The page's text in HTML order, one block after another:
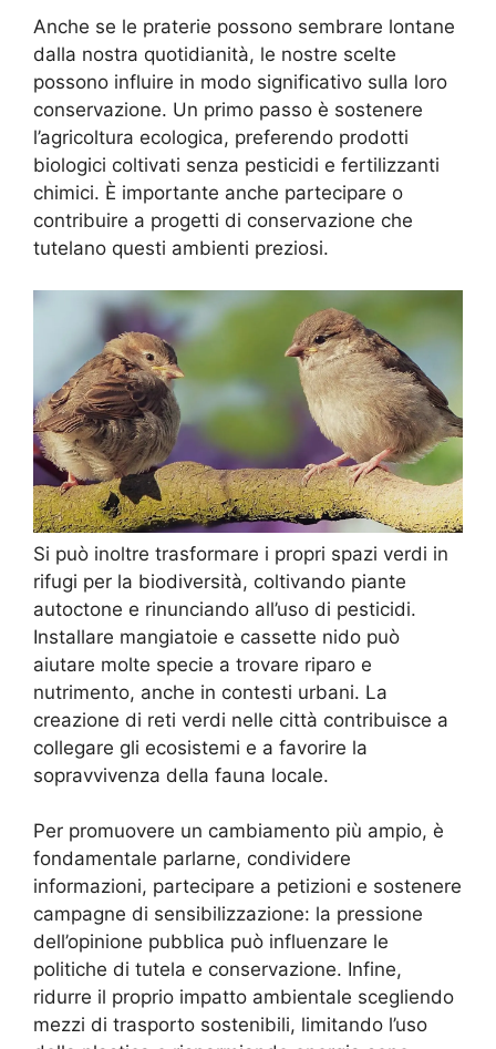
Anche se le praterie possono sembrare lontane
dalla nostra quotidianità, le nostre scelte
possono influire in modo significativo sulla loro
conservazione. Un primo passo è sostenere
l’agricoltura ecologica, preferendo prodotti
biologici coltivati senza pesticidi e fertilizzanti
chimici. È importante anche partecipare o
contribuire a progetti di conservazione che
tutelano questi ambienti preziosi.
Si può inoltre trasformare i propri spazi verdi in
rifugi per la biodiversità, coltivando piante
autoctone e rinunciando all’uso di pesticidi.
Installare mangiatoie e cassette nido può
aiutare molte specie a trovare riparo e
nutrimento, anche in contesti urbani. La
creazione di reti verdi nelle città contribuisce a
collegare gli ecosistemi e a favorire la
sopravvivenza della fauna locale.
Per promuovere un cambiamento più ampio, è
fondamentale parlarne, condividere
informazioni, partecipare a petizioni e sostenere
campagne di sensibilizzazione: la pressione
dell’opinione pubblica può influenzare le
politiche di tutela e conservazione. Infine,
ridurre il proprio impatto ambientale scegliendo
mezzi di trasporto sostenibili, limitando l’uso